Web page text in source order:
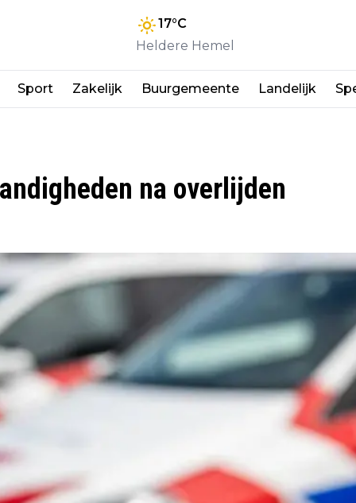
17°C
Heldere Hemel
Sport Zakelijk Buurgemeente Landelijk
na overlijden